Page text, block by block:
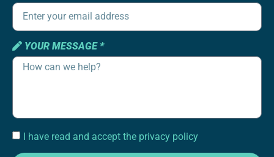
YOUR MESSAGE *
I have read and accept the privacy policy